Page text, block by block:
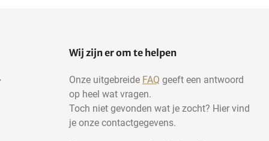
Wij zijn er om te helpen
Onze uitgebreide FAQ geeft een antwoord
op heel wat vragen.
Toch niet gevonden wat je zocht? Hier vind
je onze contactgegevens.